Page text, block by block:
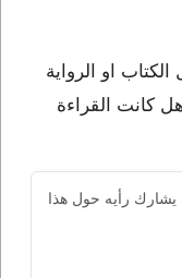
او الرواية
كانت القراءة
رأيه حول هذا